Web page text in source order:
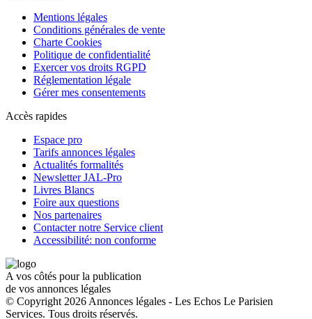
Mentions légales
Conditions générales de vente
Charte Cookies
Politique de confidentialité
Exercer vos droits RGPD
Réglementation légale
Gérer mes consentements
Accès rapides
Espace pro
Tarifs annonces légales
Actualités formalités
Newsletter JAL-Pro
Livres Blancs
Foire aux questions
Nos partenaires
Contacter notre Service client
Accessibilité: non conforme
A vos côtés pour la publication
de vos annonces légales
© Copyright 2026 Annonces légales - Les Echos Le Parisien
Services. Tous droits réservés.